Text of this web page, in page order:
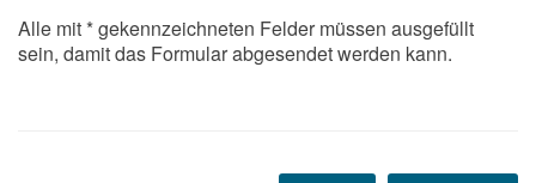
Alle mit *gekennzeichneten Felder müssen ausgefüllt
sein, damit das Formular abgesendet werden kann.